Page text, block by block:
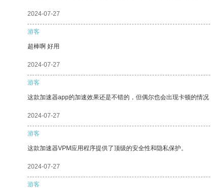
2024-07-27
游客
超棒啊 好用
2024-07-27
游客
这款加速器app的加速效果还是不错的，但偶尔也会出现卡顿的情况
2024-07-27
游客
这款加速器VPM应用程序提供了顶级的安全性和隐私保护。
2024-07-27
游客